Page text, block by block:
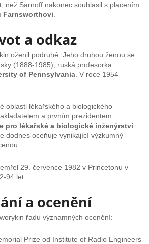
než Sarnoff nakonec souhlasil s placením
Farnsworthovi
a odkaz
oženil podruhé. Jeho druhou ženou se
(1888-1985), ruská profesorka
of Pennsylvania . V roce 1954
oblasti lékařského a biologického
a prvním prezidentem
pro lékařské a biologické inženýrství
dodnes oceňuje vynikající výzkumný
29. července 1982 v Princetonu v
94 let.
a ocenění
řadu významných ocenění:
Prize od Institute of Radio Engineers